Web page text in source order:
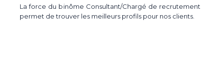
La force du binôme Consultant/Chargé de recrutement
permet de trouver les meilleurs profils pour nos clients.